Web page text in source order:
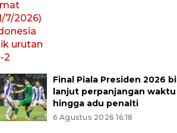
Final Piala Presiden 2026
lanjut perpanjangan waktu
hingga adu penalti
6 Agustus 2026 16:18